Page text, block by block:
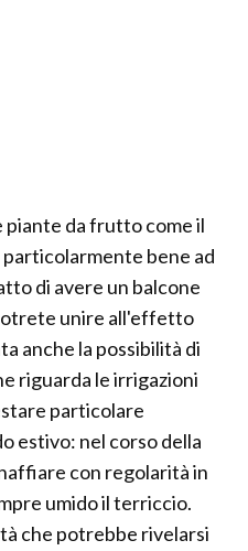
piante da frutto come il
bene ad
di avere un balcone
unire all'effetto
anche la possibilità di
riguarda le irrigazioni
particolare
estivo: nel corso della
con regolarità in
umido il terriccio.
che potrebbe rivelarsi